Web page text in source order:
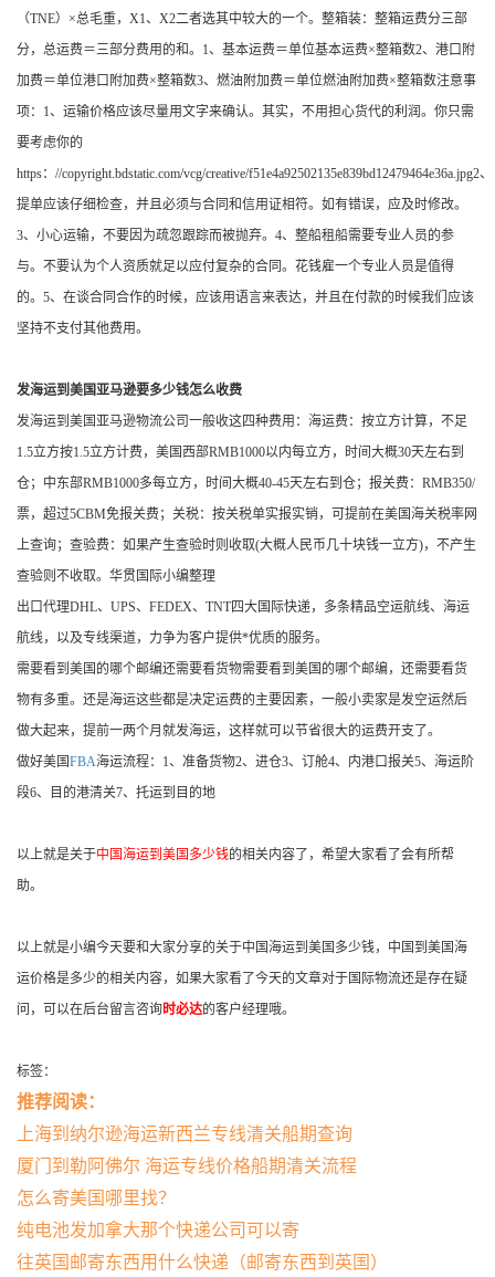
（TNE）×总毛重，X1、X2二者选其中较大的一个。整箱装：整箱运费分三部
分，总运费＝三部分费用的和。1、基本运费＝单位基本运费×整箱数2、港口附
加费＝单位港口附加费×整箱数3、燃油附加费＝单位燃油附加费×整箱数注意事
项：1、运输价格应该尽量用文字来确认。其实，不用担心货代的利润。你只需
要考虑你的
https：//copyright.bdstatic.com/vcg/creative/f51e4a92502135e839bd12479464e36a.jpg2、
提单应该仔细检查，并且必须与合同和信用证相符。如有错误，应及时修改。
3、小心运输，不要因为疏忽跟踪而被抛弃。4、整船租船需要专业人员的参
与。不要认为个人资质就足以应付复杂的合同。花钱雇一个专业人员是值得
的。5、在谈合同合作的时候，应该用语言来表达，并且在付款的时候我们应该
坚持不支付其他费用。
发海运到美国亚马逊要多少钱怎么收费
发海运到美国亚马逊物流公司一般收这四种费用：海运费：按立方计算，不足
1.5立方按1.5立方计费，美国西部RMB1000以内每立方，时间大概30天左右到
仓；中东部RMB1000多每立方，时间大概40-45天左右到仓；报关费：RMB350/
票，超过5CBM免报关费；关税：按关税单实报实销，可提前在美国海关税率网
上查询；查验费：如果产生查验时则收取(大概人民币几十块钱一立方)，不产生
查验则不收取。华贯国际小编整理
出口代理DHL、UPS、FEDEX、TNT四大国际快递，多条精品空运航线、海运
航线，以及专线渠道，力争为客户提供*优质的服务。
需要看到美国的哪个邮编还需要看货物需要看到美国的哪个邮编，还需要看货
物有多重。还是海运这些都是决定运费的主要因素，一般小卖家是发空运然后
做大起来，提前一两个月就发海运，这样就可以节省很大的运费开支了。
做好美国FBA海运流程：1、准备货物2、进仓3、订舱4、内港口报关5、海运阶
段6、目的港清关7、托运到目的地
以上就是关于中国海运到美国多少钱的相关内容了，希望大家看了会有所帮
助。
以上就是小编今天要和大家分享的关于中国海运到美国多少钱，中国到美国海
运价格是多少的相关内容，如果大家看了今天的文章对于国际物流还是存在疑
问，可以在后台留言咨询时必达的客户经理哦。
标签：
推荐阅读：
上海到纳尔逊海运新西兰专线清关船期查询
厦门到勒阿佛尔 海运专线价格船期清关流程
怎么寄美国哪里找？
纯电池发加拿大那个快递公司可以寄
往英国邮寄东西用什么快递（邮寄东西到英国）